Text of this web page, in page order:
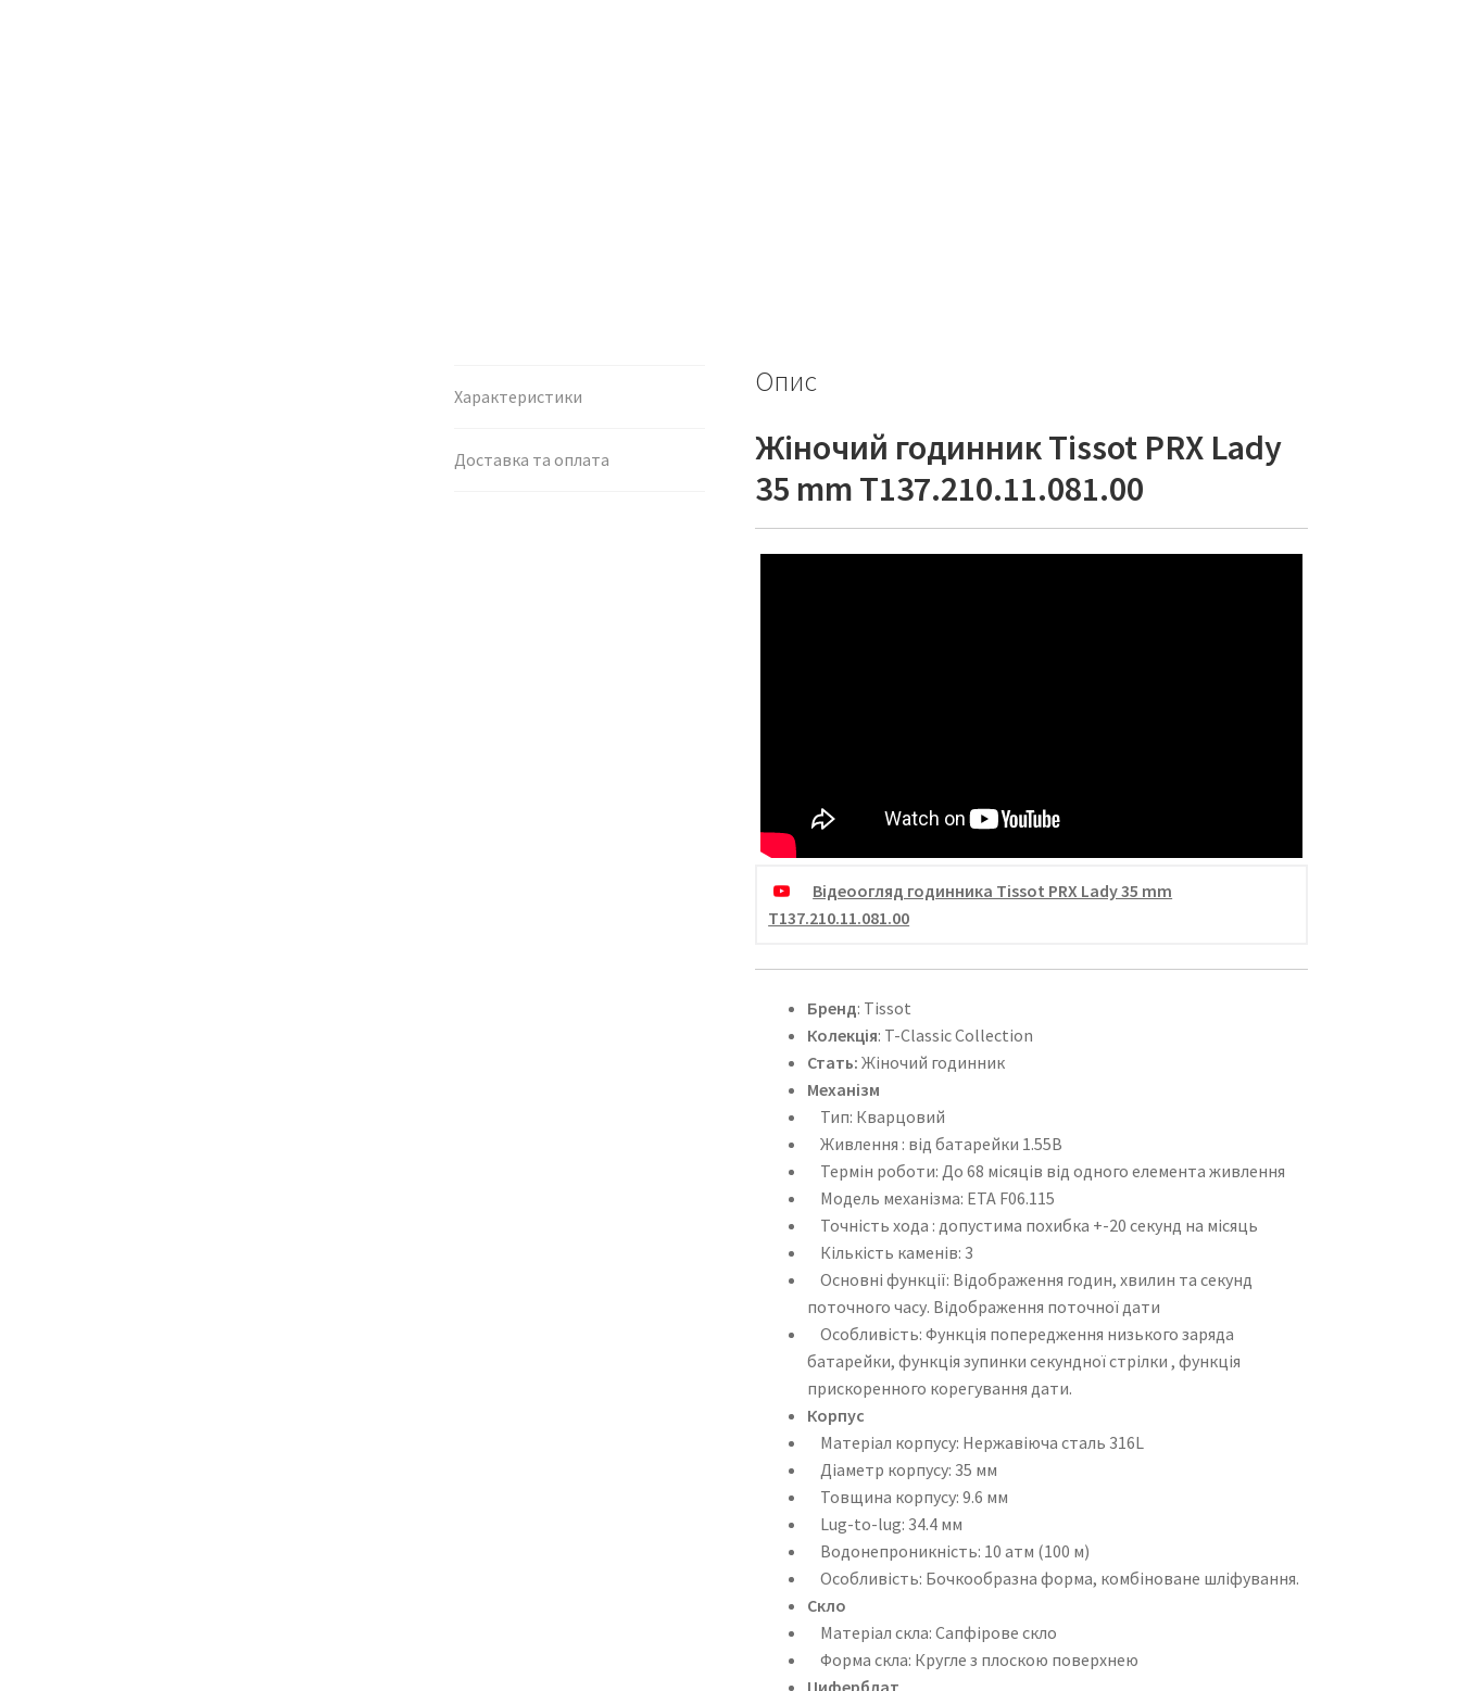
Характеристики
Доставка та оплата
Опис
Жіночий годинник Tissot PRX Lady
35 mm T137.210.11.081.00
Відеоогляд годинника Tissot PRX Lady 35 mm
T137.210.11.081.00
Бренд: Tissot
Колекція: T-Classic Collection
Стать: Жіночий годинник
Механізм
Тип: Кварцовий
Живлення : від батарейки 1.55В
Термін роботи: До 68 місяців від одного елемента живлення
Модель механізма: ETA F06.115
Точність хода : допустима похибка +-20 секунд на місяць
Кількість каменів: 3
Основні функції: Відображення годин, хвилин та секунд
поточного часу. Відображення поточної дати
Особливість: Функція попередження низького заряда
батарейки, функція зупинки секундної стрілки , функція
прискоренного корегування дати.
Корпус
Матеріал корпусу: Нержавіюча сталь 316L
Діаметр корпусу: 35 мм
Товщина корпусу: 9.6 мм
Lug-to-lug: 34.4 мм
Водонепроникність: 10 атм (100 м)
Особливість: Бочкообразна форма, комбіноване шліфування.
Скло
Матеріал скла: Сапфірове скло
Форма скла: Кругле з плоскою поверхнею